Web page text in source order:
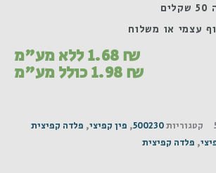
עצמי או משלוח
1.68₪ ללא מע"מ
1.98₪ כולל מע"מ
קטגוריות500230
, פין קפיצי, פלדה קפיצית
, פלדה קפיצית